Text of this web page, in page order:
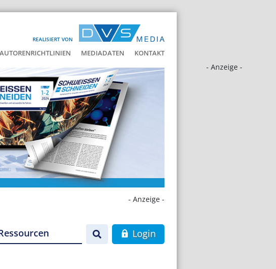
REALISIERT VON
AUTORENRICHTLINIEN MEDIADATEN KONTAKT
- Anzeige -
- Anzeige -
Login